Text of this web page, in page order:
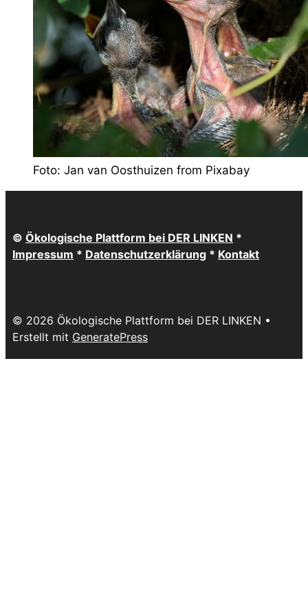
Foto: Jan van Oosthuizen from Pixabay
© Ökologische Plattform bei DER LINKEN *
Impressum * Datenschutzerklärung * Kontakt
© 2026 Ökologische Plattform bei DER LINKEN •
Erstellt mit GeneratePress